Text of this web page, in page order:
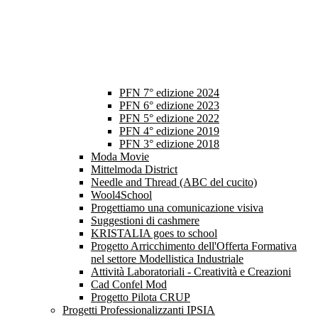
PFN 7° edizione 2024
PFN 6° edizione 2023
PFN 5° edizione 2022
PFN 4° edizione 2019
PFN 3° edizione 2018
Moda Movie
Mittelmoda District
Needle and Thread (ABC del cucito)
Wool4School
Progettiamo una comunicazione visiva
Suggestioni di cashmere
KRISTALIA goes to school
Progetto Arricchimento dell'Offerta Formativa
nel settore Modellistica Industriale
Attività Laboratoriali - Creatività e Creazioni
Cad Confel Mod
Progetto Pilota CRUP
Progetti Professionalizzanti IPSIA